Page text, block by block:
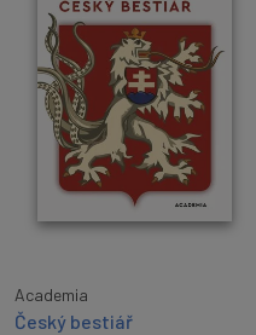
Academia
Český bestiář